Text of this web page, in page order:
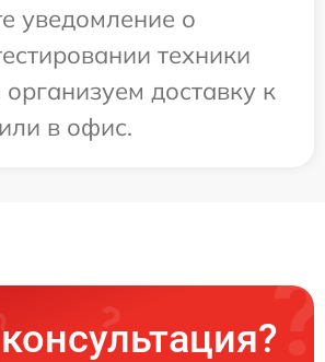
уведомление о
техники
доставку к
в офис.